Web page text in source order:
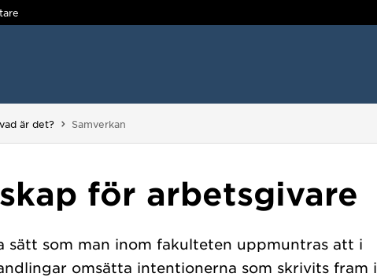
är det? Du är här:
Samverkan
för arbetsgivare
sätt som man inom fakulteten uppmuntras att i
omsätta intentionerna som skrivits fram i